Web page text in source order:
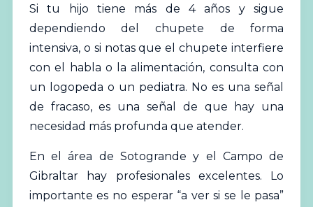
Si tu hijo tiene más de 4 años y sigue
dependiendo del chupete de forma
intensiva, o si notas que el chupete interfiere
con el habla o la alimentación, consulta con
un logopeda o un pediatra. No es una señal
de fracaso, es una señal de que hay una
necesidad más profunda que atender.
En el área de Sotogrande y el Campo de
Gibraltar hay profesionales excelentes. Lo
importante es no esperar “a ver si se le pasa”